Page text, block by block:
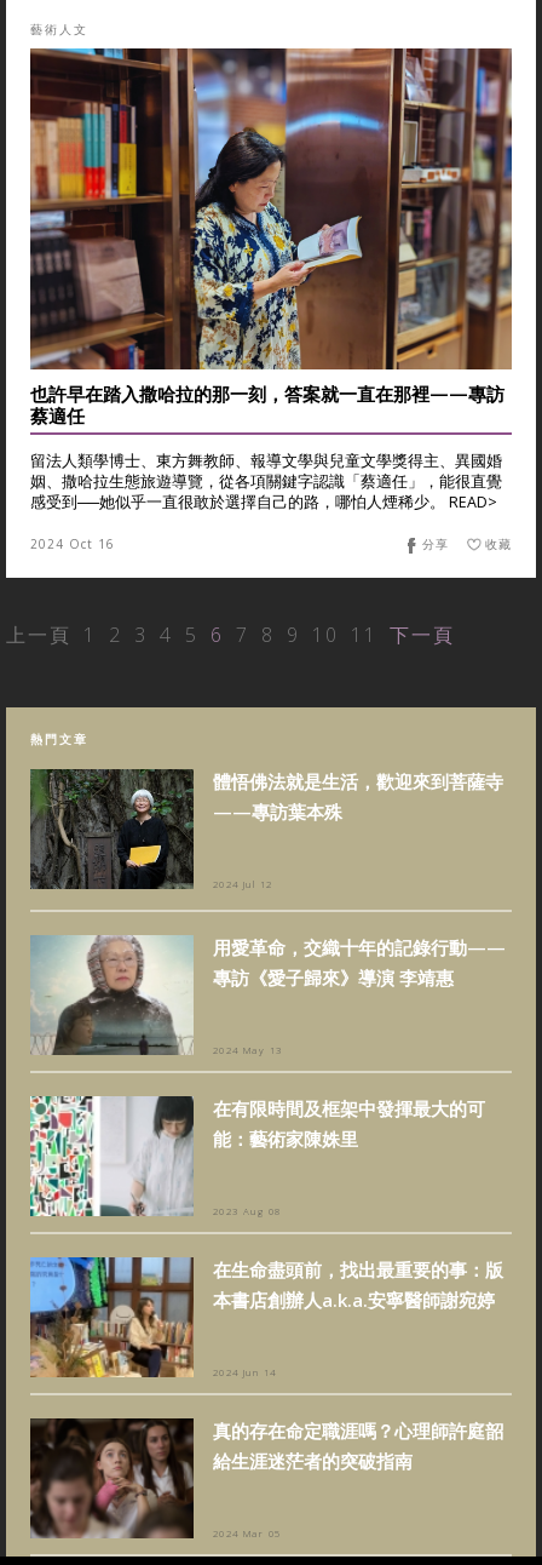
藝術人文
也許早在踏入撒哈拉的那一刻，答案就一直在那裡——專訪
蔡適任
留法人類學博士、東方舞教師、報導文學與兒童文學獎得主、異國婚
姻、撒哈拉生態旅遊導覽，從各項關鍵字認識「蔡適任」，能很直覺
感受到──她似乎一直很敢於選擇自己的路，哪怕人煙稀少。 READ>
2024 Oct 16 收藏
分享
上一頁 1 2 3 4 5 6 7 8 9 10 11 下一頁
熱門文章
體悟佛法就是生活，歡迎來到菩薩寺
——專訪葉本殊
2024 Jul 12
用愛革命，交織十年的記錄行動——
專訪《愛子歸來》導演 李靖惠
2024 May 13
在有限時間及框架中發揮最大的可
能：藝術家陳姝里
2023 Aug 08
在生命盡頭前，找出最重要的事：版
本書店創辦人a.k.a.安寧醫師謝宛婷
2024 Jun 14
真的存在命定職涯嗎？心理師許庭韶
給生涯迷茫者的突破指南
2024 Mar 05